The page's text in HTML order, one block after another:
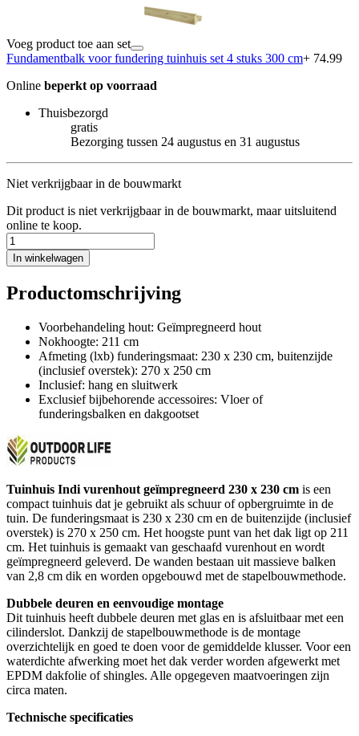
Voeg product toe aan set
Fundamentbalk voor fundering tuinhuis set 4 stuks 300 cm+ 74.99
Online beperkt op voorraad
Thuisbezorgd
gratis
Bezorging tussen 24 augustus en 31 augustus
Niet verkrijgbaar in de bouwmarkt
Dit product is niet verkrijgbaar in de bouwmarkt, maar uitsluitend
online te koop.
In winkelwagen
Productomschrijving
Voorbehandeling hout: Geïmpregneerd hout
Nokhoogte: 211 cm
Afmeting (lxb) funderingsmaat: 230 x 230 cm, buitenzijde
(inclusief overstek): 270 x 250 cm
Inclusief: hang en sluitwerk
Exclusief bijbehorende accessoires: Vloer of
funderingsbalken en dakgootset
Tuinhuis Indi vurenhout geïmpregneerd 230 x 230 cm is een
compact tuinhuis dat je gebruikt als schuur of opbergruimte in de
tuin. De funderingsmaat is 230 x 230 cm en de buitenzijde (inclusief
overstek) is 270 x 250 cm. Het hoogste punt van het dak ligt op 211
cm. Het tuinhuis is gemaakt van geschaafd vurenhout en wordt
geïmpregneerd geleverd. De wanden bestaan uit massieve balken
van 2,8 cm dik en worden opgebouwd met de stapelbouwmethode.
Dubbele deuren en eenvoudige montage
Dit tuinhuis heeft dubbele deuren met glas en is afsluitbaar met een
cilinderslot. Dankzij de stapelbouwmethode is de montage
overzichtelijk en goed te doen voor de gemiddelde klusser. Voor een
waterdichte afwerking moet het dak verder worden afgewerkt met
EPDM dakfolie of shingles. Alle opgegeven maatvoeringen zijn
circa maten.
Technische specificaties